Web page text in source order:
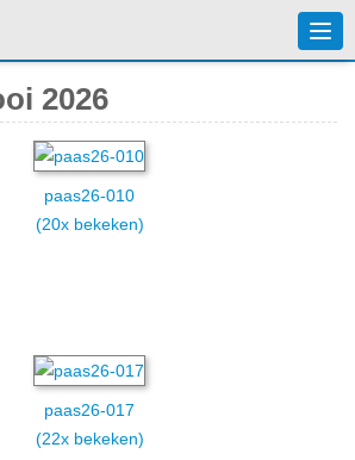
2026
paas26-010
(20x bekeken)
paas26-017
(22x bekeken)